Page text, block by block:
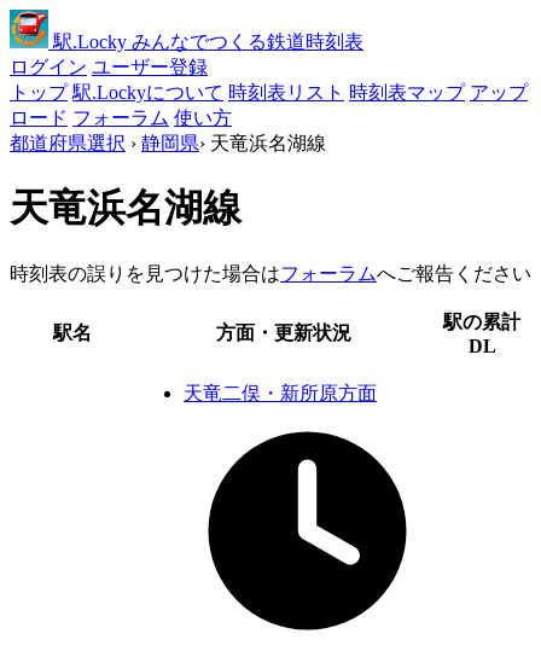
駅.Locky みんなでつくる鉄道時刻表
ログイン ユーザー登録
トップ 駅.Lockyについて 時刻表リスト 時刻表マップ アップ
ロード フォーラム 使い方
都道府県選択 › 静岡県› 天竜浜名湖線
天竜浜名湖線
時刻表の誤りを見つけた場合はフォーラムへご報告ください
駅名 方面・更新状況
駅の累計
DL
天竜二俣・新所原方面